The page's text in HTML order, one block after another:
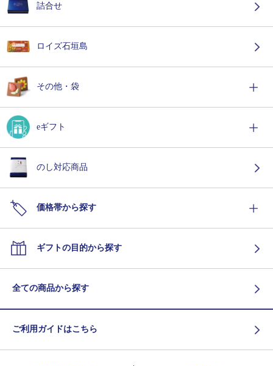
詰合せ
ロイズ石垣島
その他・袋
eギフト
のし対応商品
価格帯から探す
ギフトの目的から探す
全ての商品から探す
ご利用ガイドはこちら